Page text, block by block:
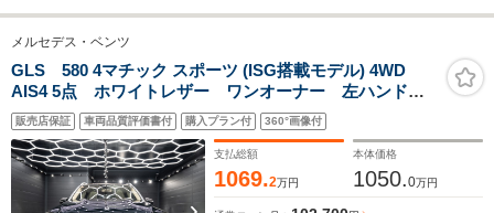
メルセデス・ベンツ
GLS 580 4マチック スポーツ (ISG搭載モデル) 4WD
AIS4 5点 ホワイトレザー ワンオーナー 左ハンド
ル エンジニアリングパッケージ 取説保証書スペアキ
ー
販売店保証 車両品質評価書付 購入プラン付 360°画像付
支払総額
1069.2万円
本体価格
1050.0万円